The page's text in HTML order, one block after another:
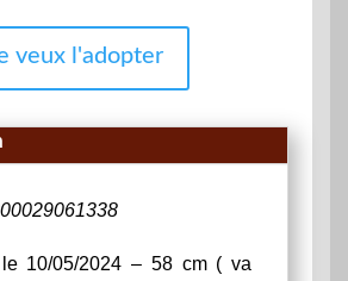
veux l'adopter
10/05/2024 – 58 cm ( va